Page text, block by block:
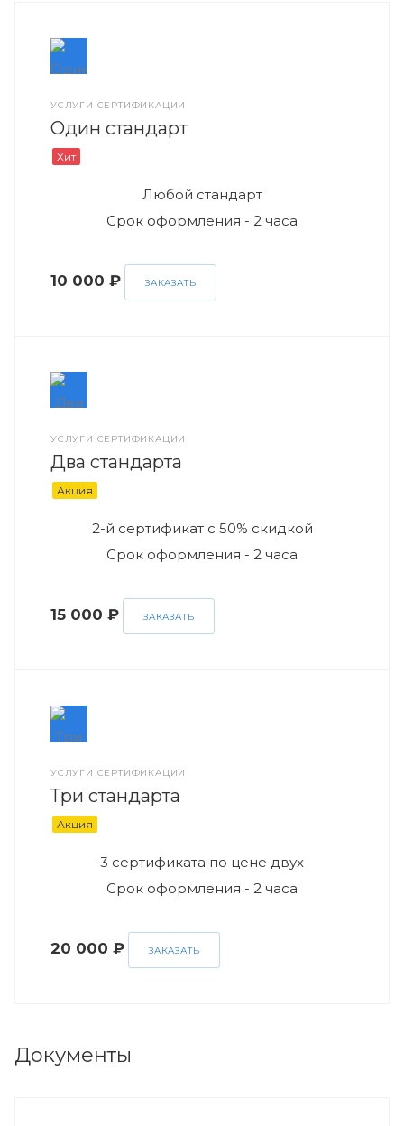
УСЛУГИ СЕРТИФИКАЦИИ
Один стандарт
Хит
Любой стандарт
Срок оформления - 2 часа
10 000 ₽ ЗАКАЗАТЬ
УСЛУГИ СЕРТИФИКАЦИИ
Два стандарта
Акция
2-й сертификат с 50% скидкой
Срок оформления - 2 часа
15 000 ₽ ЗАКАЗАТЬ
УСЛУГИ СЕРТИФИКАЦИИ
Три стандарта
Акция
3 сертификата по цене двух
Срок оформления - 2 часа
20 000 ₽ ЗАКАЗАТЬ
Документы